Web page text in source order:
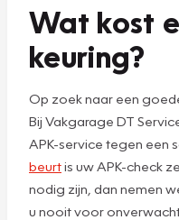
Wat kost
keuring?
Op zoek naar een
Bij Vakgarage DT
APK-service tegen een
beurtis uw APK-check
nodig zijn, dan nemen
u nooit voor